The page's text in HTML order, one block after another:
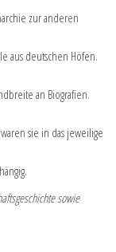
zur anderen
aus deutschen Höfen.
an Biografien.
sie in das jeweilige
sowie